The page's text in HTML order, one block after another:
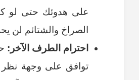
على هدوئك حتى لو
الصراخ والشتائم لن
احترام الطرف الآخر:
توافق على وجهة نظر